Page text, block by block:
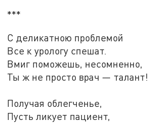
***
С деликатною проблемой
Все к урологу спешат.
Вмиг поможешь, несомненно,
Ты ж не просто врач — талант!
Получая облегченье,
Пусть ликует пациент,